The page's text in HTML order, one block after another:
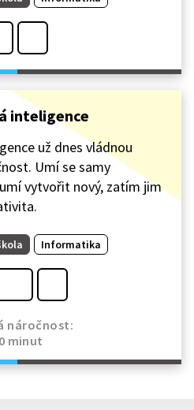
inteligence
už dnes vládnou
Umí se samy
vytvořit nový, zatím jim
Informatika
náročnost:
minut